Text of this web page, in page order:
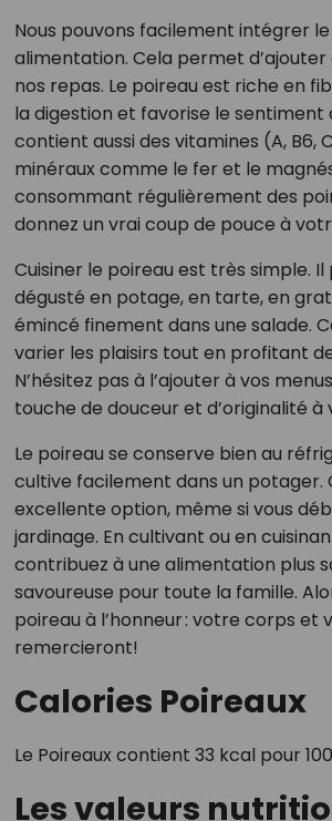
Nous pouvons facilement intégrer
alimentation. Cela permet
nos repas. Le poireau est riche en
la digestion et favorise le sentiment
contient aussi des vitamines (A, B6,
minéraux comme le fer et le
consommant régulièrement des
donnez un vrai coup de pouce à
Cuisiner le poireau est très simple.
dégusté en potage, en tarte, en
émincé finement dans une salade.
varier les plaisirs tout en profitant
N’hésitez pas à l’ajouter à vos
touche de douceur et d’originalité à
Le poireau se conserve bien au
cultive facilement dans un potager.
excellente option, même si vous
jardinage. En cultivant ou en
contribuez à une alimentation plus
savoureuse pour toute la famille.
poireau à l’honneur : votre corps et
remercieront!
Calories Poireaux
Le Poireaux contient 33 kcal pour
Les valeurs